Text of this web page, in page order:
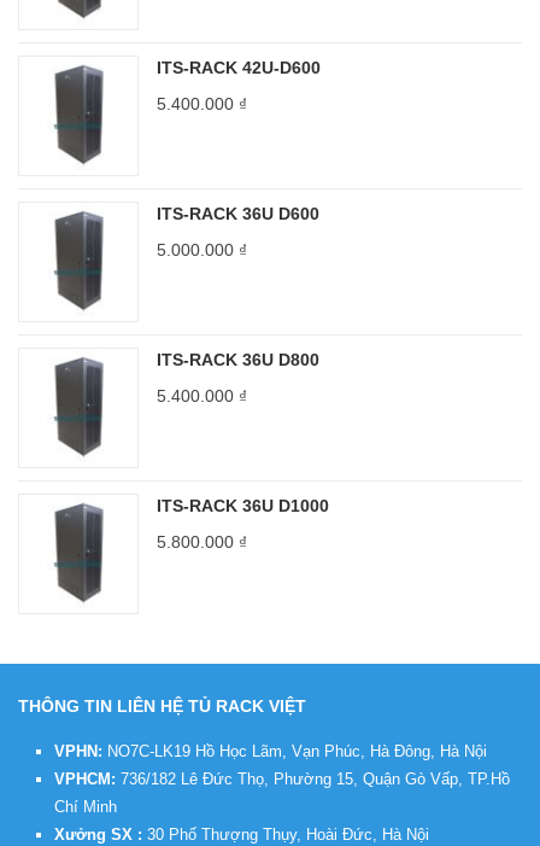
ITS-RACK 42U-D600
5.400.000 ₫
ITS-RACK 36U D600
5.000.000 ₫
ITS-RACK 36U D800
5.400.000 ₫
ITS-RACK 36U D1000
5.800.000 ₫
THÔNG TIN LIÊN HỆ TỦ RACK VIỆT
VPHN: NO7C-LK19 Hồ Học Lãm, Vạn Phúc, Hà Đông, Hà Nội
VPHCM: 736/182 Lê Đức Thọ, Phường 15, Quận Gò Vấp, TP.Hồ
Chí Minh
Xưởng SX : 30 Phố Thượng Thụy, Hoài Đức, Hà Nội